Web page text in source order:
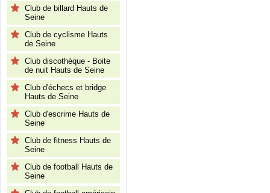
Club de billard Hauts de
Seine
Club de cyclisme Hauts
de Seine
Club discothèque - Boite
de nuit Hauts de Seine
Club d'échecs et bridge
Hauts de Seine
Club d'escrime Hauts de
Seine
Club de fitness Hauts de
Seine
Club de football Hauts de
Seine